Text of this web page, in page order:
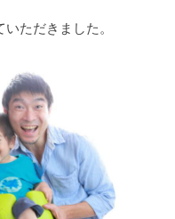
ただきました。